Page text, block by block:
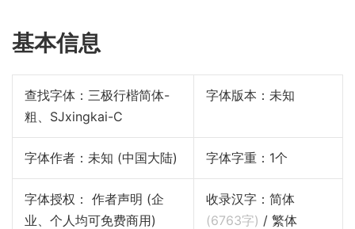
基本信息
查找字体： 三极行楷简体-
粗、SJxingkai-C
字体版本：未知
字体作者：未知 (中国大陆) 字体字重：1个
字体授权： 作者声明 (企
业、个人均可免费商用)
收录汉字：简体
(6763字) / 繁体